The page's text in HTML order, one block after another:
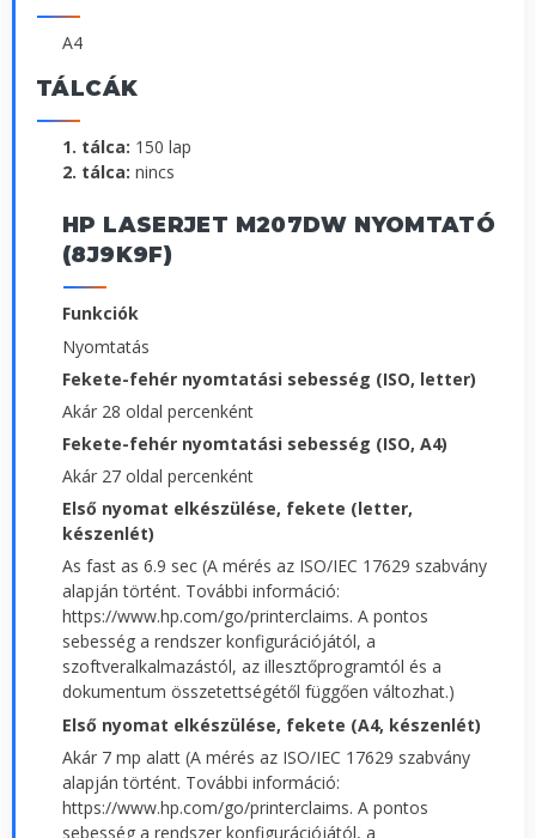
A4
TÁLCÁK
1. tálca: 150 lap
2. tálca: nincs
HP LASERJET M207DW NYOMTATÓ
(8J9K9F)
Funkciók
Nyomtatás
Fekete-fehér nyomtatási sebesség (ISO, letter)
Akár 28 oldal percenként
Fekete-fehér nyomtatási sebesség (ISO, A4)
Akár 27 oldal percenként
Első nyomat elkészülése, fekete (letter,
készenlét)
As fast as 6.9 sec (A mérés az ISO/IEC 17629 szabvány
alapján történt. További információ:
https://www.hp.com/go/printerclaims. A pontos
sebesség a rendszer konfigurációjától, a
szoftveralkalmazástól, az illesztőprogramtól és a
dokumentum összetettségétől függően változhat.)
Első nyomat elkészülése, fekete (A4, készenlét)
Akár 7 mp alatt (A mérés az ISO/IEC 17629 szabvány
alapján történt. További információ:
https://www.hp.com/go/printerclaims. A pontos
sebesség a rendszer konfigurációjától, a